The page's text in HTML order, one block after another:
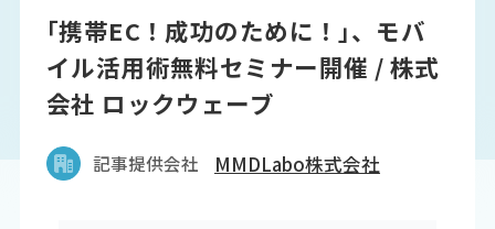
｢携帯EC！成功のために！｣、モバ
イル活用術無料セミナー開催 / 株式
会社 ロックウェーブ
記事提供会社 MMDLabo株式会社